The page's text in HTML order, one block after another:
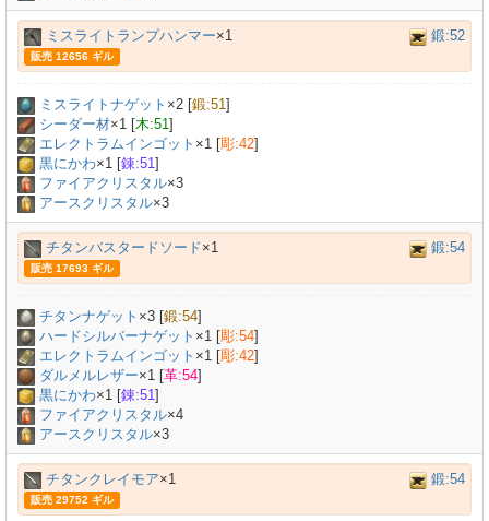
ミスライトランプハンマー×1 鍛:52
販売 12656 ギル
ミスライトナゲット ×2 [鍛:51]
シーダー材×1 [木:51]
エレクトラムインゴット ×1 [彫:42]
黒にかわ×1 [錬:51]
ファイアクリスタル×3
アースクリスタル×3
チタンバスタードソード×1 鍛:54
販売 17693 ギル
チタンナゲット ×3 [鍛:54]
ハードシルバーナゲット ×1 [彫:54]
エレクトラムインゴット ×1 [彫:42]
ダルメルレザー×1 [革:54]
黒にかわ×1 [錬:51]
ファイアクリスタル×4
アースクリスタル×3
チタンクレイモア×1 鍛:54
販売 29752 ギル